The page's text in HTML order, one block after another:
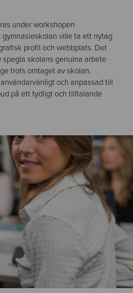
under workshopen
gymnasieskolan ville ta ett nytag
profil och webbplats. Det
skolans genuina arbete
trots omtaget av skolan.
och anpassad till
på ett tydligt och tilltalande